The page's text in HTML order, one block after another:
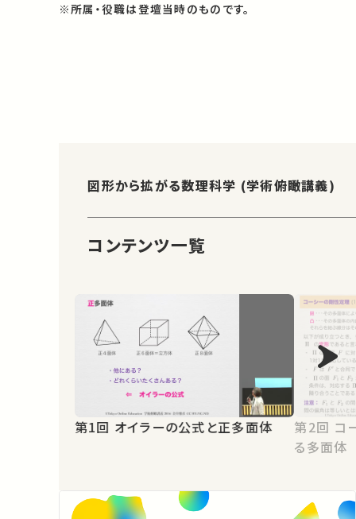
※所属・役職は登壇当時のものです。
図形から拡がる数理科学 (学術俯瞰講義)
コンテンツ一覧
第1回 オイラーの公式と正多面体
第2回 コーシーの剛性定理と変形す
る多面体